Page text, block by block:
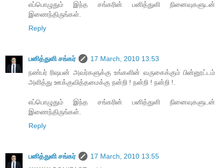
எப்பொழுதும் இந்த சங்கரின் பனித்துளி நினைவுகளுடன்
இணைந்திருங்கள்.
Reply
பனித்துளி சங்கர்
17 March, 2010 13:53
நண்பர் ரிஷபன் அவர்களுக்கு உங்களின் வருகைக்கும் பின்னூட்டம்
அளித்து ஊக்குவித்தமைக்கு நன்றி ! நன்றி ! நன்றி !.
எப்பொழுதும் இந்த சங்கரின் பனித்துளி நினைவுகளுடன்
இணைந்திருங்கள்.
Reply
பனித்துளி சங்கர்
17 March, 2010 13:55